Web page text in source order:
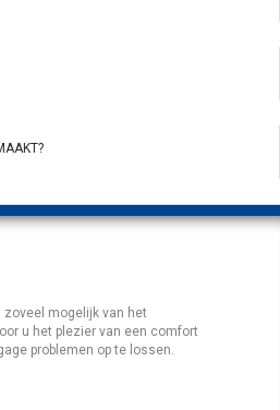
mogelijk van het
u het plezier van een comfort
problemen op te lossen.